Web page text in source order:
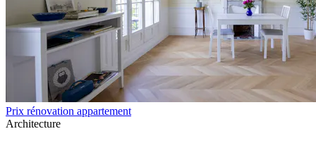
Prix rénovation appartement
Architecture